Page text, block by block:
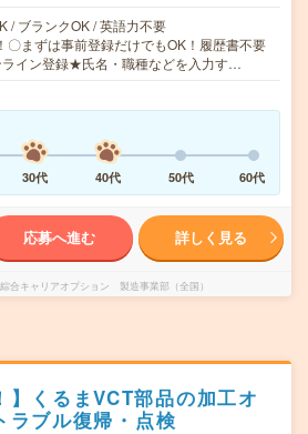
/ ブランクOK / 英語力不要
まずは事前登録だけでもOK！履歴書不要
ライン登録★氏名・職種などを入力す…
30代 40代 50代 60代
応募へ進む 詳しく見る
合キャリアオプション 製造事業部（全国）
】くるまVCT部品の加工オ
ラブル復帰・点検